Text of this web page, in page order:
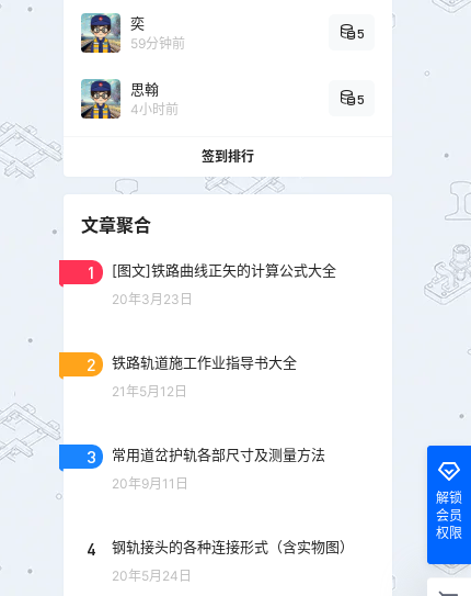
奕
59分钟前
5
思翰
4小时前
5
签到排行
文章聚合
1 [图文]铁路曲线正矢的计算公式大全
20年3月23日
2 铁路轨道施工作业指导书大全
21年5月12日
3 常用道岔护轨各部尺寸及测量方法
20年9月11日
4 钢轨接头的各种连接形式（含实物图）
20年5月24日
解锁
会员
权限